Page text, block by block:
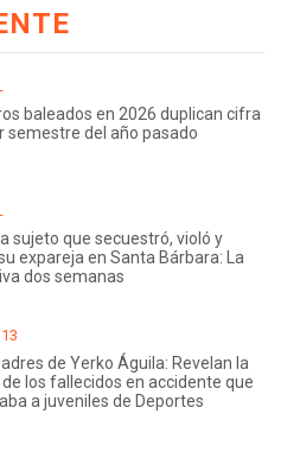
baleados en 2026 duplican cifra
semestre del año pasado
sujeto que secuestró, violó y
expareja en Santa Bárbara: La
dos semanas
de Yerko Águila: Revelan la
los fallecidos en accidente que
a juveniles de Deportes